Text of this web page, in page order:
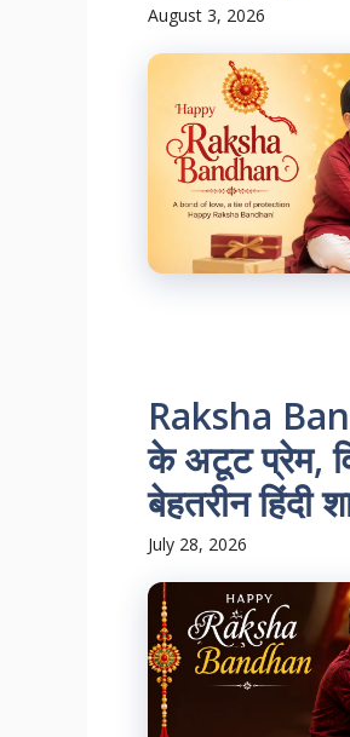
August 3, 2026
Raksha
के अटूट प्रेम,
बेहतरीन हिंदी
July 28, 2026